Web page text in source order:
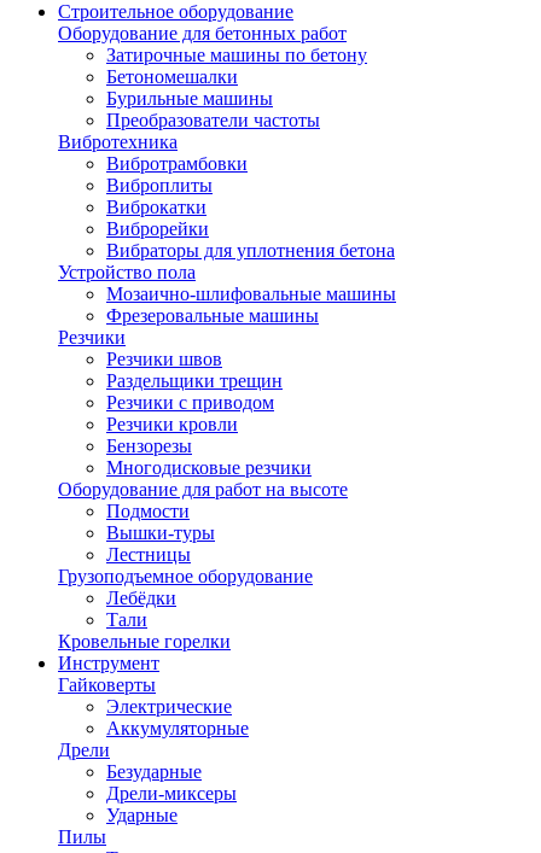
Строительное оборудование
Оборудование для бетонных работ
Затирочные машины по бетону
Бетономешалки
Бурильные машины
Преобразователи частоты
Вибротехника
Вибротрамбовки
Виброплиты
Виброкатки
Виброрейки
Вибраторы для уплотнения бетона
Устройство пола
Мозаично-шлифовальные машины
Фрезеровальные машины
Резчики
Резчики швов
Раздельщики трещин
Резчики с приводом
Резчики кровли
Бензорезы
Многодисковые резчики
Оборудование для работ на высоте
Подмости
Вышки-туры
Лестницы
Грузоподъемное оборудование
Лебёдки
Тали
Кровельные горелки
Инструмент
Гайковерты
Электрические
Аккумуляторные
Дрели
Безударные
Дрели-миксеры
Ударные
Пилы